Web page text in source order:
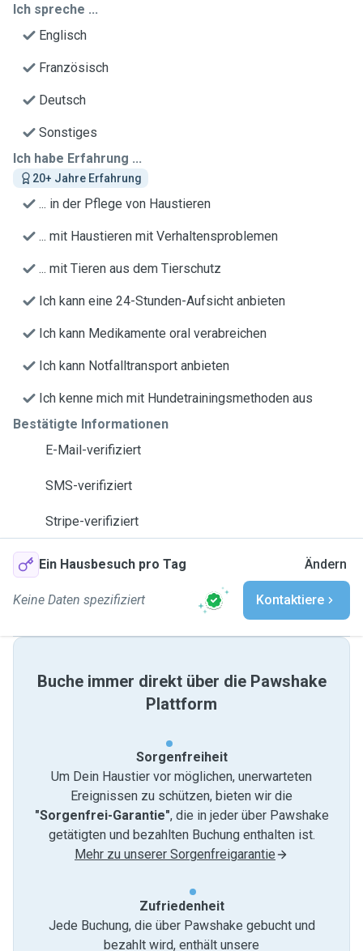
Ich spreche ...
Englisch
Französisch
Deutsch
Sonstiges
Ich habe Erfahrung ...
20+ Jahre Erfahrung
... in der Pflege von Haustieren
... mit Haustieren mit Verhaltensproblemen
... mit Tieren aus dem Tierschutz
Ich kann eine 24-Stunden-Aufsicht anbieten
Ich kann Medikamente oral verabreichen
Ich kann Notfalltransport anbieten
Ich kenne mich mit Hundetrainingsmethoden aus
Bestätigte Informationen
E-Mail-verifiziert
SMS-verifiziert
Stripe-verifiziert
Ein Hausbesuch pro Tag Ändern
Keine Daten spezifiziert Kontaktiere
Buche immer direkt über die Pawshake
Plattform
Sorgenfreiheit
Um Dein Haustier vor möglichen, unerwarteten
Ereignissen zu schützen, bieten wir die
"Sorgenfrei-Garantie", die in jeder über Pawshake
getätigten und bezahlten Buchung enthalten ist.
Mehr zu unserer Sorgenfreigarantie
Zufriedenheit
Jede Buchung, die über Pawshake gebucht und
bezahlt wird, enthält unsere